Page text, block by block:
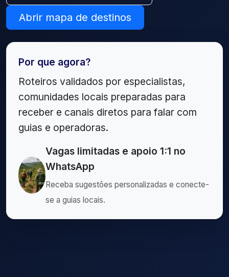
Abrir mapa de destinos
Por que agora?
Roteiros validados por especialistas,
comunidades locais preparadas para
receber e canais diretos para falar com
guias e operadoras.
Vagas limitadas e apoio 1:1 no
WhatsApp
Receba sugestões personalizadas e conecte-
se a guias locais.